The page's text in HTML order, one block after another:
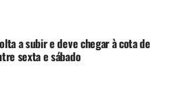
federal tem um sistema
impedir tentativas de fraudes
de quem fizer uso
“Se efetivamente algum
a subir e deve chegar à cota de
sexta e sábado